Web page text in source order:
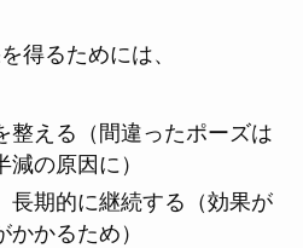
得るためには、
整える（間違ったポーズは
の原因に）
長期的に継続する（効果が
かるため）